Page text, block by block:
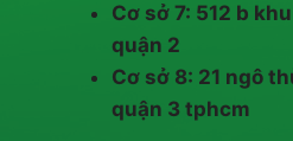
Cơ sở 7: 512 b
quận 2
Cơ sở 8: 21 ngô
quận 3 tphcm